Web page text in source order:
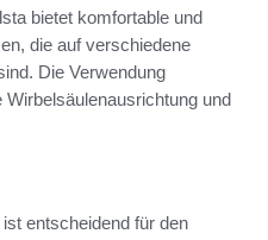
bietet komfortable und
die auf verschiedene
Die Verwendung
und
entscheidend für den